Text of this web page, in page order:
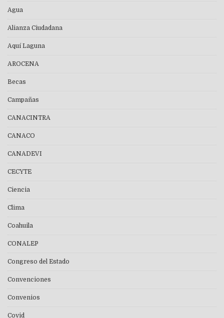
Agua
Alianza Ciudadana
Aquí Laguna
AROCENA
Becas
Campañas
CANACINTRA
CANACO
CANADEVI
CECYTE
Ciencia
Clima
Coahuila
CONALEP
Congreso del Estado
Convenciones
Convenios
Covid